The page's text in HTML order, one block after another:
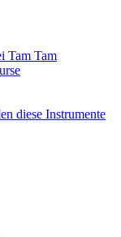
Tam Tam
diese Instrumente